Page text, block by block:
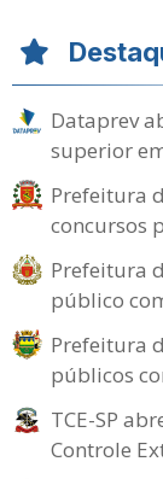
Dataprev
superior
Prefeitura
concursos
Prefeitura
público
Prefeitura
públicos
TCE-SP
Controle